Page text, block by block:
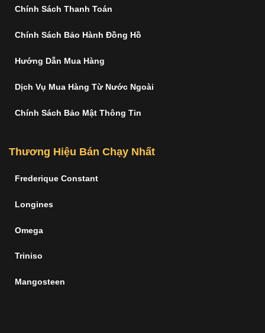
Chính Sách Thanh Toán
Chính Sách Bảo Hành Đồng Hồ
Hướng Dẫn Mua Hàng
Dịch Vụ Mua Hàng Từ Nước Ngoài
Chính Sách Bảo Mật Thông Tin
Thương Hiệu Bán Chạy Nhất
Frederique Constant
Longines
Omega
Triniso
Mangosteen